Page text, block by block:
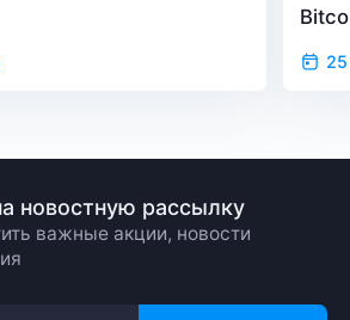
новостную рассылку
важные акции, новости